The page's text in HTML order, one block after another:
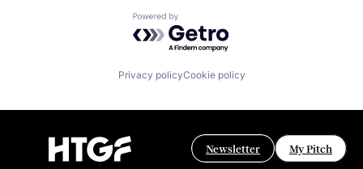
Powered by Getro.com
Privacy policyCookie policy
Newsletter My Pitch